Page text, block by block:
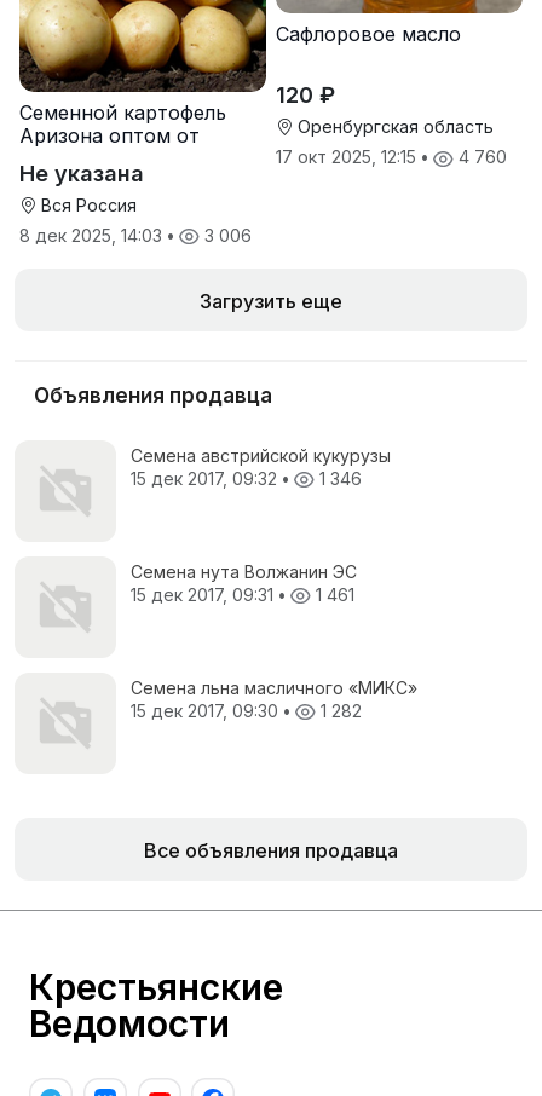
Семенной картофель
Аризона оптом от
Не указана
Вся Россия
8 дек 2025, 14:03 • 3 006
Сафлоровое масло
120 ₽
Оренбургская область
17 окт 2025, 12:15 • 4 760
Загрузить еще
Объявления продавца
Семена австрийской кукурузы
15 дек 2017, 09:32 • 1 346
Семена нута Волжанин ЭС
15 дек 2017, 09:31 • 1 461
Семена льна масличного «МИКС»
15 дек 2017, 09:30 • 1 282
Все объявления продавца
Крестьянские
Ведомости